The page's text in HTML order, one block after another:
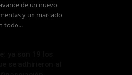
de un nuevo
y un marcado
todo...